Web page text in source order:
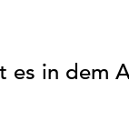
es in dem